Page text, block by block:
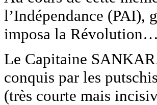
l’Indépendance (PAI),
imposa la
Le Capitaine
conquis par les
(très courte mais